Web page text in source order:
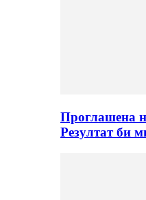
Проглашена
Резултат би